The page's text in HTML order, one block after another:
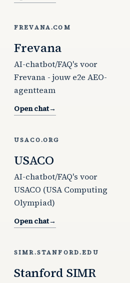
FREVANA.COM
Frevana
AI-chatbot/FAQ's voor
Frevana - jouw e2e AEO-
agentteam
Open chat→
USACO.ORG
USACO
AI-chatbot/FAQ's voor
USACO (USA Computing
Olympiad)
Open chat→
SIMR.STANFORD.EDU
Stanford SIMR